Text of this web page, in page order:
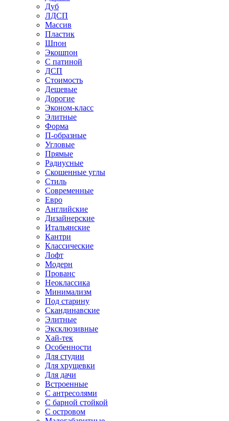
Дуб
ЛДСП
Массив
Пластик
Шпон
Экошпон
С патиной
ДСП
Стоимость
Дешевые
Дорогие
Эконом-класс
Элитные
Форма
П-образные
Угловые
Прямые
Радиусные
Скошенные углы
Стиль
Современные
Евро
Английские
Дизайнерские
Итальянские
Кантри
Классические
Лофт
Модерн
Прованс
Неоклассика
Минимализм
Под старину
Скандинавские
Элитные
Эксклюзивные
Хай-тек
Особенности
Для студии
Для хрущевки
Для дачи
Встроенные
С антресолями
С барной стойкой
С островом